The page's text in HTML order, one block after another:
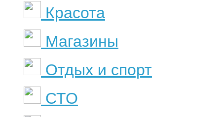
Красота
Магазины
Отдых и спорт
СТО